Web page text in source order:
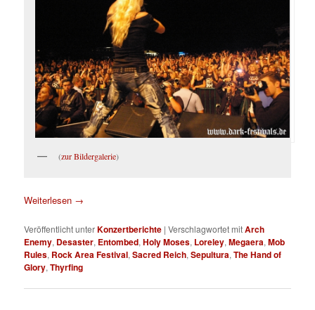
(zur Bildergalerie)
Weiterlesen →
Veröffentlicht unterKonzertberichte |Verschlagwortet mitArch
Enemy, Desaster, Entombed,Holy Moses, Loreley,Megaera,Mob
Rules, Rock Area Festival,Sacred Reich,Sepultura,The Hand of
Glory,Thyrfing